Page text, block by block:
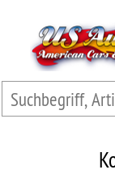
Universelles
Zubehör
Anfrage